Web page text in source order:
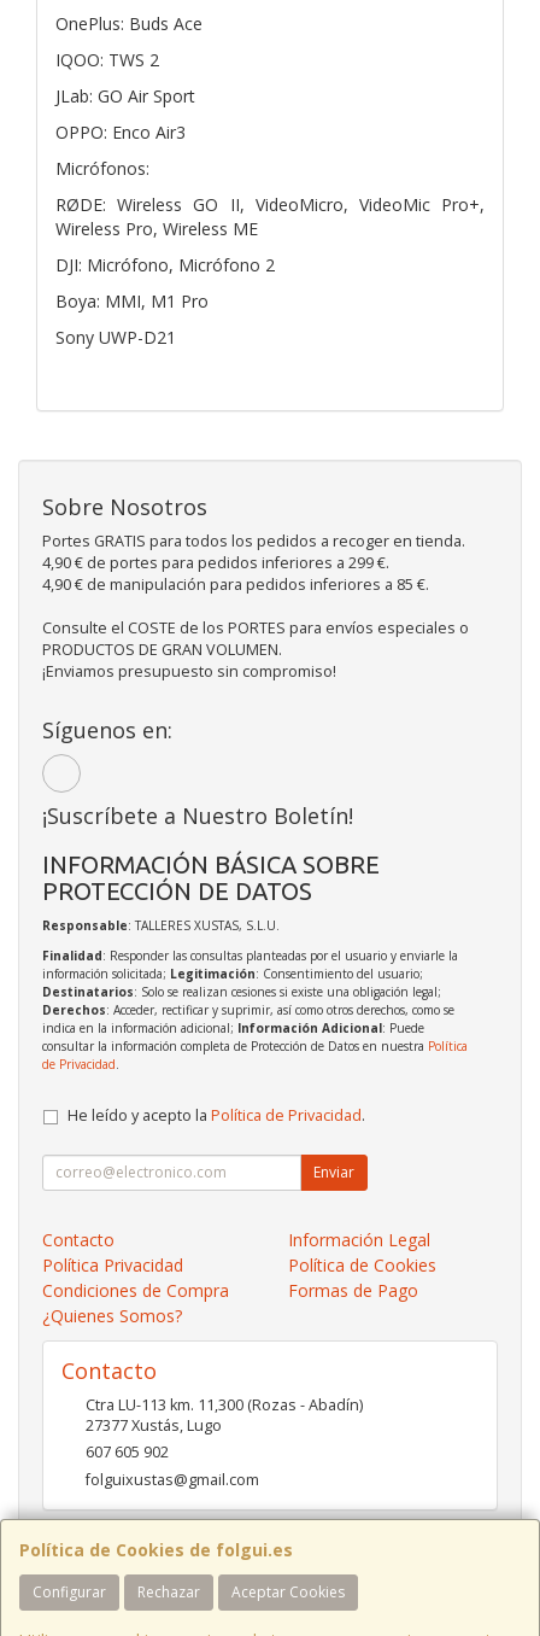
OnePlus: Buds Ace
IQOO: TWS 2
JLab: GO Air Sport
OPPO: Enco Air3
Micrófonos:
RØDE: Wireless GO II, VideoMicro, VideoMic Pro+,
Wireless Pro, Wireless ME
DJI: Micrófono, Micrófono 2
Boya: MMI, M1 Pro
Sony UWP-D21
Política de Cookies de folgui.es
Configurar Rechazar Aceptar Cookies
Sobre Nosotros
Portes GRATIS para todos los pedidos a recoger en tienda.
4,90 € de portes para pedidos inferiores a 299 €.
4,90 € de manipulación para pedidos inferiores a 85 €.
Consulte el COSTE de los PORTES para envíos especiales o
PRODUCTOS DE GRAN VOLUMEN.
¡Enviamos presupuesto sin compromiso!
Síguenos en:
¡Suscríbete a Nuestro Boletín!
INFORMACIÓN BÁSICA SOBRE
PROTECCIÓN DE DATOS
Responsable: TALLERES XUSTAS, S.L.U.
Finalidad: Responder las consultas planteadas por el usuario y enviarle la
información solicitada; Legitimación: Consentimiento del usuario;
Destinatarios: Solo se realizan cesiones si existe una obligación legal;
Derechos: Acceder, rectificar y suprimir, así como otros derechos, como se
indica en la información adicional; Información Adicional: Puede
consultar la información completa de Protección de Datos en nuestra Política
de Privacidad
He leído y acepto la Política de Privacidad.
Enviar
Contacto
Información Legal
Política Privacidad
Política de Cookies
Condiciones de Compra
Formas de Pago
¿Quienes Somos?
Contacto
Ctra LU-113 km. 11,300 (Rozas - Abadín)
27377Xustás,Lugo
607 605 902
folguixustas@gmail.com
Horario
Lunes a viernes de 10:00 a 14:00 y de 16:00 a 20:00.
Sábados de 10:00 a 14:00 y de 16:00 a 19:00